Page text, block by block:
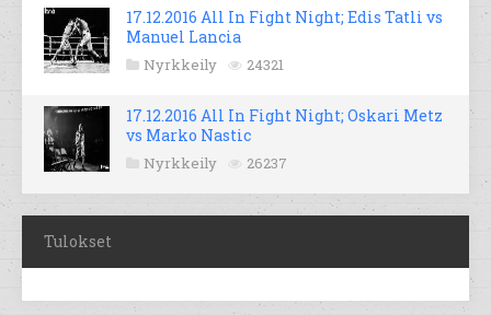
17.12.2016 All In Fight Night; Edis Tatli vs
Manuel Lancia
Nyrkkeily 24321
17.12.2016 All In Fight Night; Oskari Metz
vs Marko Nastic
Nyrkkeily 26237
Tulokset